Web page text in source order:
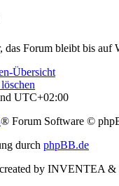
das Forum bleibt bis
Übersicht
UTC+02:00
® Forum Software ©
durch phpBB.de
created by INVENTEA &